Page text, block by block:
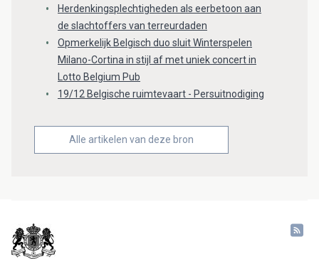
Herdenkingsplechtigheden als eerbetoon aan
de slachtoffers van terreurdaden
Opmerkelijk Belgisch duo sluit Winterspelen
Milano-Cortina in stijl af met uniek concert in
Lotto Belgium Pub
19/12 Belgische ruimtevaart - Persuitnodiging
Alle artikelen van deze bron